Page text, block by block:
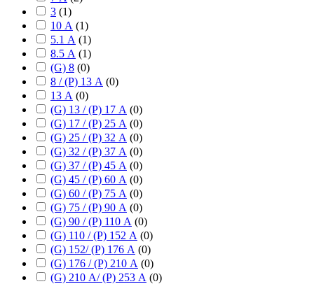
3 (1)
10 А (1)
5.1 А (1)
8.5 А (1)
(G) 8 (0)
8 / (P) 13 А (0)
13 А (0)
(G) 13 / (P) 17 А (0)
(G) 17 / (P) 25 А (0)
(G) 25 / (P) 32 А (0)
(G) 32 / (P) 37 А (0)
(G) 37 / (P) 45 А (0)
(G) 45 / (P) 60 А (0)
(G) 60 / (P) 75 А (0)
(G) 75 / (P) 90 А (0)
(G) 90 / (P) 110 А (0)
(G) 110 / (P) 152 А (0)
(G) 152/ (P) 176 А (0)
(G) 176 / (P) 210 А (0)
(G) 210 А/ (P) 253 А (0)